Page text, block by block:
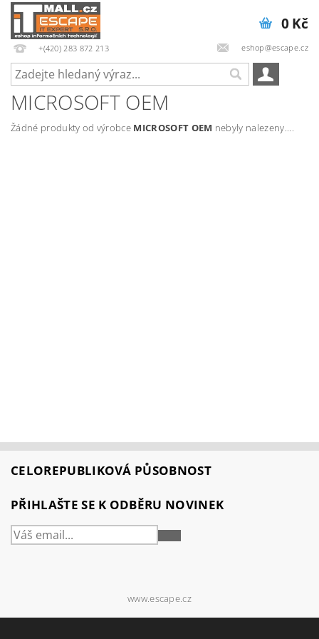
+(420) 283 872 213 eshop@escape.cz
0 Kč
MICROSOFT OEM
Žádné produkty od výrobce MICROSOFT OEM nebyly nalezeny....
CELOREPUBLIKOVÁ PŮSOBNOST
PŘIHLAŠTE SE K ODBĚRU NOVINEK
PŘIHLÁSIT
www.escape.cz